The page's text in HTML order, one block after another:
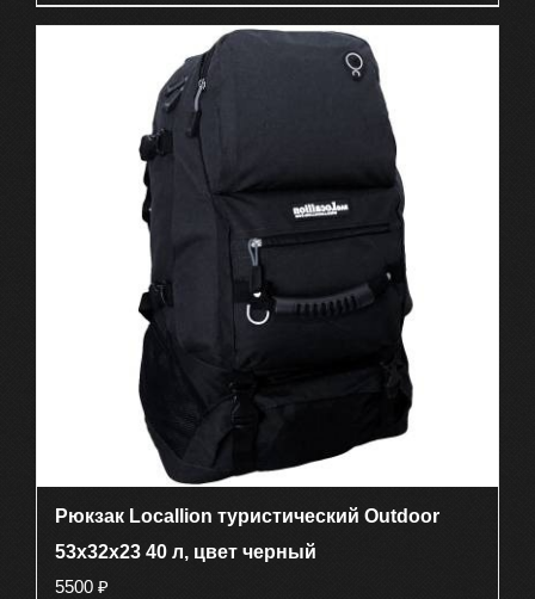
Рюкзак Locallion туристический Outdoor
53х32х23 40 л, цвет черный
5500 ₽